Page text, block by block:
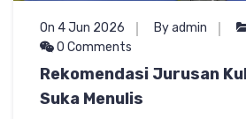
On 4 Jun 2026 By admin
0 Comments
Rekomendasi Jurusan
Suka Menulis